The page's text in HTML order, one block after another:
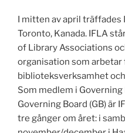
I mitten av april träffades
Toronto, Kanada. IFLA
of Library Associations
organisation som arbetar
biblioteksverksamhet
Som medlem i Governing
Governing Board (GB) är
tre gånger om året: i